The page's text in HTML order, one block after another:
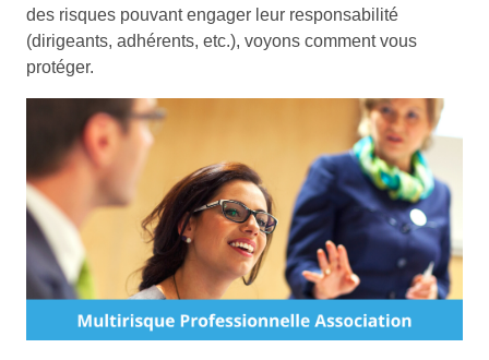
des risques pouvant engager leur responsabilité
(dirigeants, adhérents, etc.), voyons comment vous
protéger.